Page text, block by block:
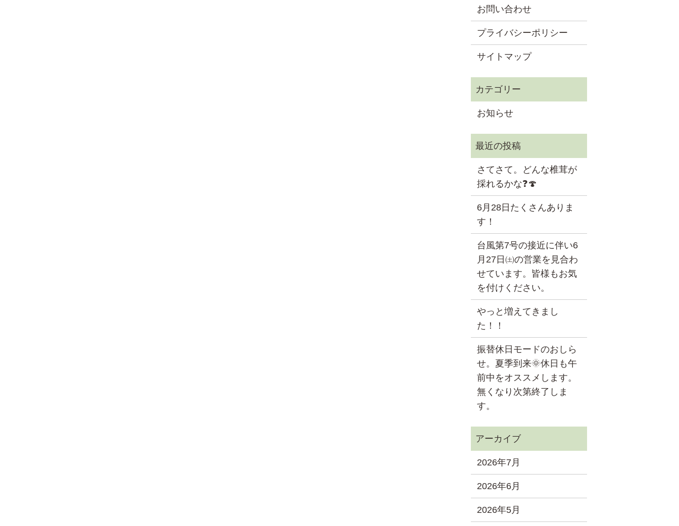
お問い合わせ
プライバシーポリシー
サイトマップ
お知らせ
さてさて。どんな椎茸が
採れるかな❓🍄
6月28日たくさんありま
す！
台風第7号の接近に伴い6
月27日㈯の営業を見合わ
せています。皆様もお気
を付けください。
やっと増えてきまし
た！！
振替休日モードのおしら
せ。夏季到来🌞休日も午
前中をオススメします。
無くなり次第終了しま
す。
2026年7月
2026年6月
2026年5月